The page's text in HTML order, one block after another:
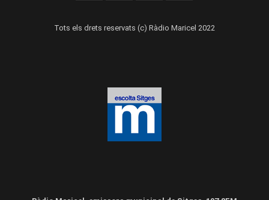
Tots els drets reservats (c) Ràdio Maricel 2022